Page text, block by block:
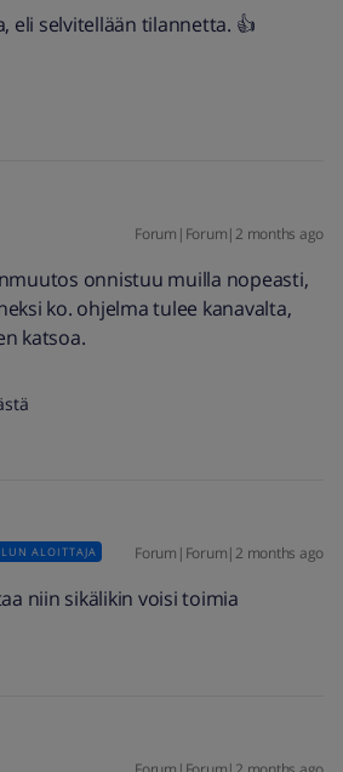
eli selvitellään tilannetta. 👍
Forum|Forum|2 months ago
onnistuu muilla nopeasti,
ko. ohjelma tulee kanavalta,
katsoa.
ALOITTAJA Forum|Forum|2 months ago
niin sikälikin voisi toimia